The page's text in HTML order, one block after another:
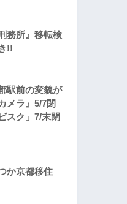
務所』移転検
!!
駅前の変貌が
メラ』5/7閉
スク」7/末閉
か京都移住